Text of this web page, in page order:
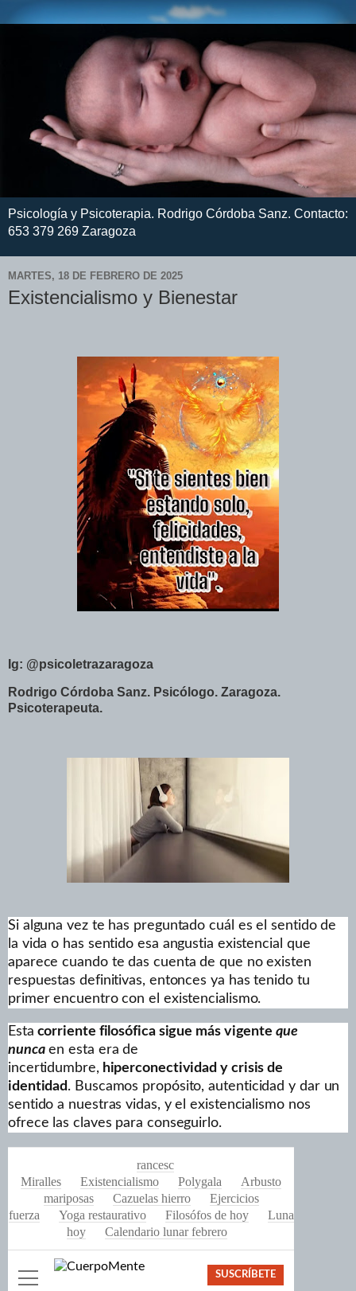
Psicología y Psicoterapia. Rodrigo Córdoba Sanz. Contacto:
653 379 269 Zaragoza
MARTES, 18 DE FEBRERO DE 2025
Existencialismo y Bienestar
Ig: @psicoletrazaragoza
Rodrigo Córdoba Sanz. Psicólogo. Zaragoza.
Psicoterapeuta.
Si alguna vez te has preguntado cuál es el sentido de
la vida o has sentido esa angustia existencial que
aparece cuando te das cuenta de que no existen
respuestas definitivas, entonces ya has tenido tu
primer encuentro con el existencialismo.
Esta corriente filosófica sigue más vigente que
nuncaen esta era de
incertidumbre, hiperconectividad y crisis de
identidad. Buscamos propósito, autenticidad y dar un
sentido a nuestras vidas, y el existencialismo nos
ofrece las claves para conseguirlo.
rancesc
Miralles
Existencialismo Polygala
Arbusto
mariposas
Cazuelas hierro
Ejercicios
fuerza
Yoga restaurativo Filosófos de hoy
Luna
hoy
Calendario lunar febrero
SUSCRÍBETE